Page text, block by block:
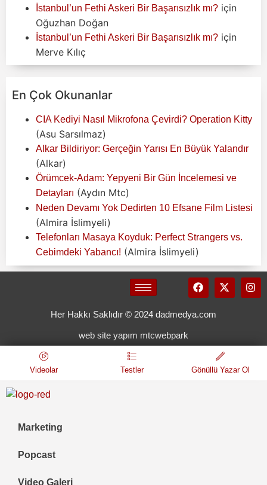
İstanbul’un Fethi Askeri Bir Başarısızlık mı? için
Oğuzhan Doğan
İstanbul’un Fethi Askeri Bir Başarısızlık mı? için
Merve Kılıç
En Çok Okunanlar
CIA Kediyi Nasıl Mikrofona Çevirdi? Operation Kitty
(Asu Sarsılmaz)
Alkar Bildiriyor: Gerçeğin Yarısı En Büyük Yalandır
(Alkar)
Örümcek-Adam: Yepyeni Bir Gün İncelemesi ve
Detayları (Aydın Mtc)
Neden Devamı Yok Dedirten 10 Efsane Film Listesi
(Almira İslimyeli)
Telefonları Masaya Koyduk: Perfect Strangers vs.
Cebimdeki Yabancı! (Almira İslimyeli)
Her Hakkı Saklıdır © 2024 dadmedya.com
web site yapım mtcwebpark
Videolar Testler Gönüllü Yazar Ol
Marketing
Popcast
Video Galeri